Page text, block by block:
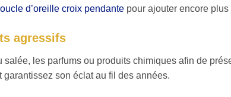
d’oreille croix pendante pour ajouter encore
agressifs
salée, les parfums ou produits chimiques afin de
son éclat au fil des années.